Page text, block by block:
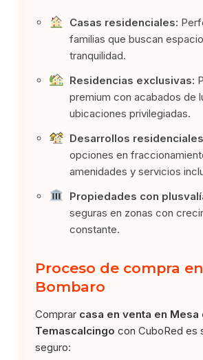
Casas residenciales:
familias que buscan
tranquilidad.
Residencias exclusivas:
premium con acabados de
ubicaciones privilegiadas.
Desarrollos
opciones en
amenidades y servicios
Propiedades con
seguras en zonas con
constante.
Proceso de compra
Bombaro
Comprar casa en venta en Mesa
Temascalcingo con CuboRed es
seguro: